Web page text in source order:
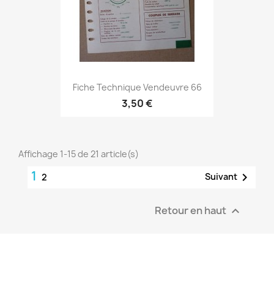
Fiche Technique Vendeuvre 66
3,50 €
Affichage 1-15 de 21 article(s)
1 2 Suivant 
Retour en haut 